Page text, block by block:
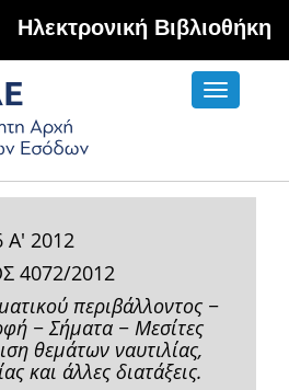
Hλεκτρονική Βιβλιοθήκη
Toggle
Α' 2012
4072/2012
περιβάλλοντος −
− Σήματα − Μεσίτες
θεμάτων ναυτιλίας,
και άλλες διατάξεις.